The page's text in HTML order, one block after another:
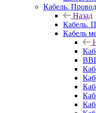
Кабель. Провод
Назад
Кабель.
Кабель